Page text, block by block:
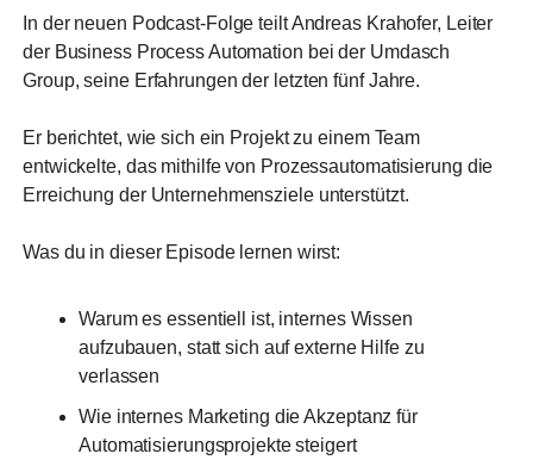
In der neuen Podcast-Folge teilt Andreas Krahofer, Leiter
der Business Process Automation bei der Umdasch
Group, seine Erfahrungen der letzten fünf Jahre.
Er berichtet, wie sich ein Projekt zu einem Team
entwickelte, das mithilfe von Prozessautomatisierung die
Erreichung der Unternehmensziele unterstützt.
Was du in dieser Episode lernen wirst:
Warum es essentiell ist, internes Wissen
aufzubauen, statt sich auf externe Hilfe zu
verlassen
Wie internes Marketing die Akzeptanz für
Automatisierungsprojekte steigert